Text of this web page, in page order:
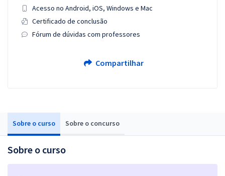
Sobre o curso Sobre o concurso
Sobre o curso
Acesso no Android, iOS, Windows e Mac
Certificado de conclusão
Fórum de dúvidas com professores
Compartilhar